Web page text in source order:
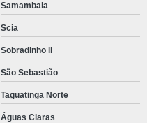
Samambaia
Scia
Sobradinho ll
São Sebastião
Taguatinga Norte
Águas Claras